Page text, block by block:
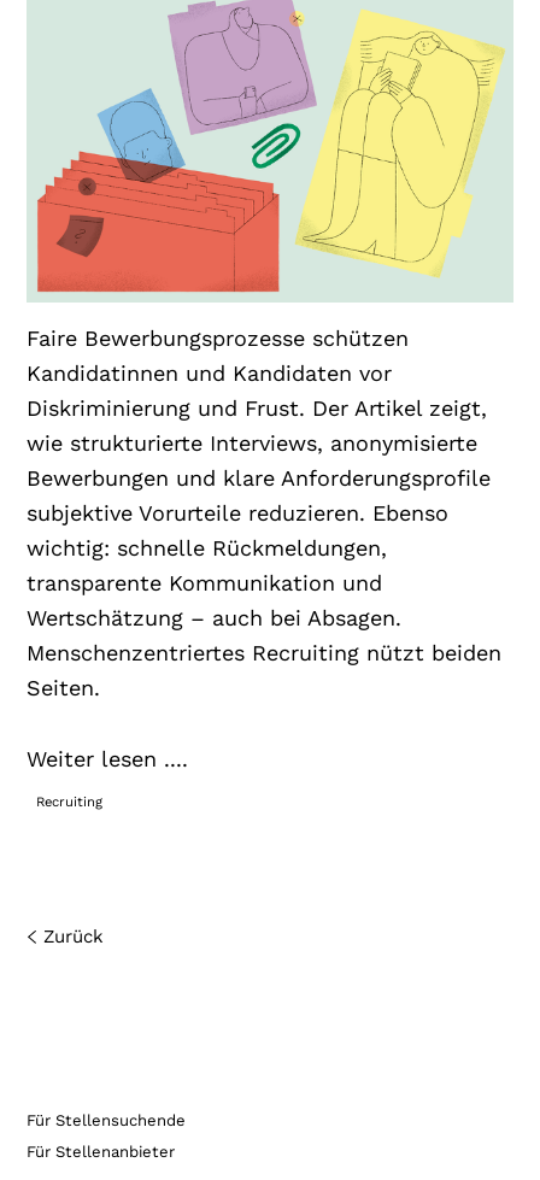
Faire Bewerbungsprozesse schützen
Kandidatinnen und Kandidaten vor
Diskriminierung und Frust. Der Artikel zeigt,
wie strukturierte Interviews, anonymisierte
Bewerbungen und klare Anforderungsprofile
subjektive Vorurteile reduzieren. Ebenso
wichtig: schnelle Rückmeldungen,
transparente Kommunikation und
Wertschätzung – auch bei Absagen.
Menschenzentriertes Recruiting nützt beiden
Seiten.
Weiter lesen ....
Recruiting
Zurück
Für Stellensuchende
Für Stellenanbieter